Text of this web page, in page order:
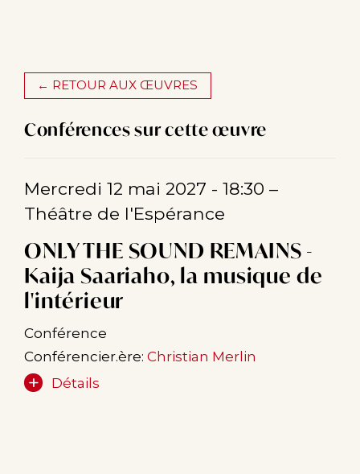
← RETOUR AUX ŒUVRES
Conférences sur cette œuvre
Mercredi 12 mai 2027 - 18:30 –
Théâtre de l'Espérance
ONLY THE SOUND REMAINS -
Kaija Saariaho, la musique de
l'intérieur
Conférence
Conférencier.ère: Christian Merlin
Détails